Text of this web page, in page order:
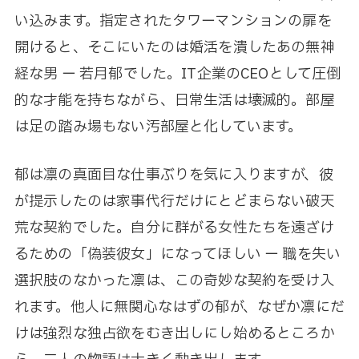
い込みます。指定されたタワーマンションの扉を
開けると、そこにいたのは婚活を潰したあの無神
経な男 ー 若月郁でした。IT企業のCEOとして圧倒
的な才能を持ちながら、日常生活は壊滅的。部屋
は足の踏み場もない汚部屋と化しています。
郁は凛の真面目な仕事ぶりを気に入りますが、彼
が提示したのは家事代行だけにとどまらない破天
荒な契約でした。自分に群がる女性たちを遠ざけ
るための「偽装彼女」になってほしい ー 職を失い
選択肢のなかった凛は、この奇妙な契約を受け入
れます。他人に無関心なはずの郁が、なぜか凛にだ
けは強烈な独占欲をむき出しにし始めるところか